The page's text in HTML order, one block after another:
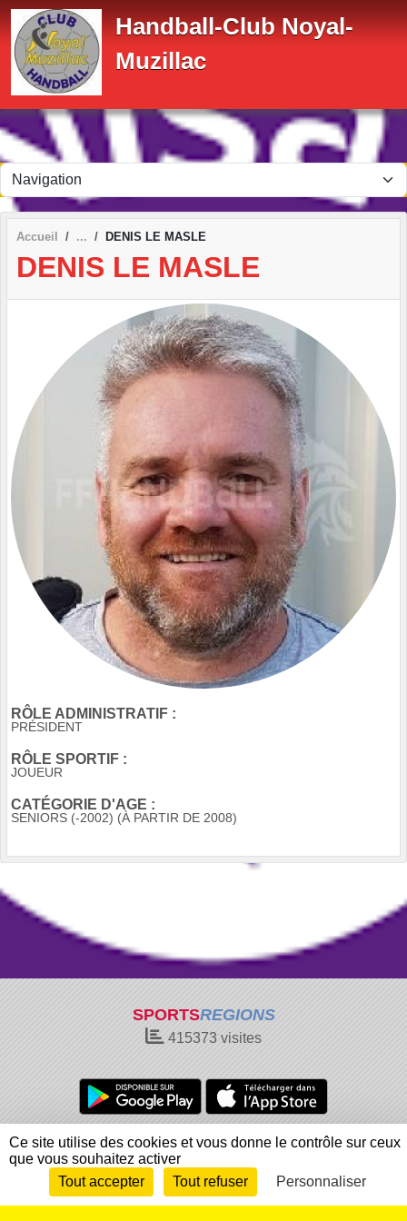
Handball-Club Noyal-
Muzillac
Accueil DENIS LE MASLE
DENIS LE MASLE
RÔLE ADMINISTRATIF :
PRÉSIDENT
RÔLE SPORTIF :
JOUEUR
CATÉGORIE D'AGE :
SENIORS (-2002) (À PARTIR DE 2008)
SPORTSREGIONS
415373 visites
Charte cookies
Gestion des cookies
Informations légales
Signaler un contenu inapproprié
Envie de participer ?
Connexion
Panneau de gestion des cookies
Ce site utilise des cookies et vous donne le contrôle sur ceux
que vous souhaitez activer
Tout accepter
Tout refuser Personnaliser